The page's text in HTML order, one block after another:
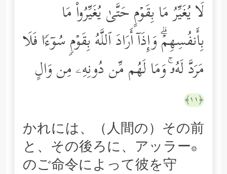
لَا یُغَیِّرُ مَا بِقَوۡمٍ حَتَّىٰ یُغَیِّرُواْ مَا
بِأَنفُسِهِمۡۗ وَإِذَاۤ أَرَادَ ٱللَّهُ بِقَوۡمࣲ سُوۤءࣰا فَلَا
مَرَدَّ لَهُۥۚ وَمَا لَهُم مِّن دُونِهِۦ مِن وَالٍ
﴿١١﴾
かれには、（人間の）その前
と、その後ろに、アッラー*
のご命令によって彼を守